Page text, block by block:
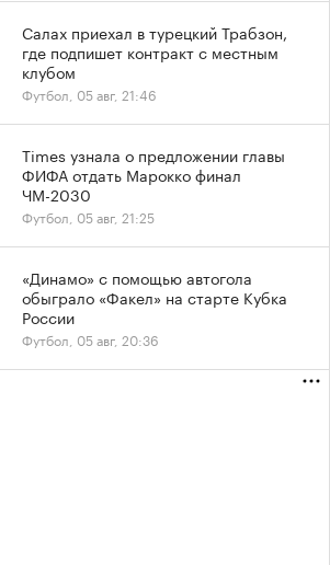
Салах приехал в турецкий Трабзон,
где подпишет контракт с местным
клубом
Футбол, 05 авг, 21:46
Times узнала о предложении главы
ФИФА отдать Марокко финал
ЧМ-2030
Футбол, 05 авг, 21:25
«Динамо» с помощью автогола
обыграло «Факел» на старте Кубка
России
Футбол, 05 авг, 20:36